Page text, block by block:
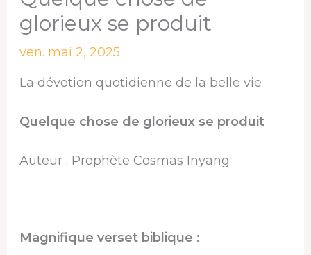
glorieux se produit
ven. mai 2, 2025
La dévotion quotidienne de la belle vie
Quelque chose de glorieux se produit
Auteur : Prophète Cosmas Inyang
Magnifique verset biblique :